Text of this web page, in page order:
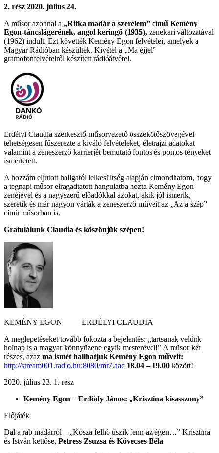
2. rész 2020. július 24.
A műsor azonnal a „Ritka madár a szerelem” című Kemény
Egon-táncslágerének, angol keringő (1935), zenekari változatával
(1962) indult. Ezt követték Kemény Egon felvételei, amelyek a
Magyar Rádióban készültek. Kivétel a „Ma éjjel”
gramofonfelvételről készített rádióátvétel.
Erdélyi Claudia szerkesztő-műsorvezető összekötőszövegével
tehetségesen fűszerezte a kiváló felvételeket, életrajzi adatokat
valamint a zeneszerző karrierjét bemutató fontos és pontos tényeket
ismertetett.
A hozzám eljutott hallgatói lelkesültség alapján elmondhatom, hogy
a tegnapi műsor elragadtatott hangulatba hozta Kemény Egon
zenéjével és a nagyszerű előadókkal azokat, akik jól ismerik,
szeretik és már nagyon várták a zeneszerző műveit az „Az a szép”
című műsorban is.
Gratulálunk Claudia és köszönjük szépen!
KEMÉNY EGON ERDÉLYI CLAUDIA
A meglepetéseket tovább fokozta a bejelentés: „tartsanak velünk
holnap is a magyar könnyűzene egyik mesterével!” A műsor két
részes, azaz ma ismét hallhatjuk Kemény Egon műveit:
http://stream001.radio.hu:8080/mr7.aac 18.04 – 19.00 között!
2020. július 23. 1. rész
Kemény Egon – Erdődy János: „Krisztina kisasszony”
Előjáték
Dal a rab madárról – „Kósza felhő úszik fenn az égen…” Krisztina
és István kettőse, Petress Zsuzsa és Kövecses Béla